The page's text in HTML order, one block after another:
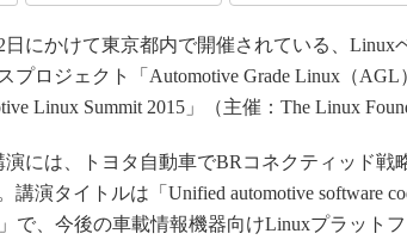
3Dプリン
デジタル
S＆OP
イノベー
製造業ビ
メイドイ
にかけて東京都内で開催されている、Linux
プロジェクト「Automotive Grade Linux（
Linux Summit 2015」（主催：The Linux
には、トヨタ自動車でBRコネクティッド戦
講演タイトルは「Unified automotive software
」で、今後の車載情報機器向けLinuxプラット